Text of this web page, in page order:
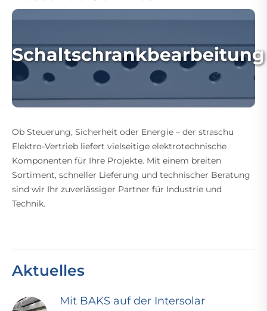
Schaltschrankbearbeitung
Ob Steuerung, Sicherheit oder Energie – der straschu
Elektro-Vertrieb liefert vielseitige elektrotechnische
Komponenten für Ihre Projekte. Mit einem breiten
Sortiment, schneller Lieferung und technischer Beratung
sind wir Ihr zuverlässiger Partner für Industrie und
Technik.
Aktuelles
Mit BAKS auf der Intersolar